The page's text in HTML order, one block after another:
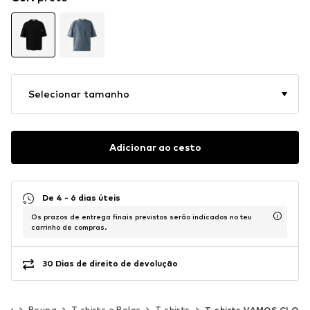
Selecionar tamanho
Adicionar ao cesto
De 4 - 6 dias úteis
Os prazos de entrega finais previstos serão indicados no teu
carrinho de compras.
30 Dias de direito de devolução